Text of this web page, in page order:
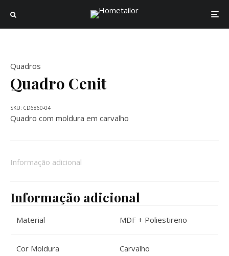
Quadros
Quadro Cenit
Quadro com moldura em carvalho
SKU: CD6860-04
Informação adicional
Informação adicional
Material MDF + Poliestireno
Cor Moldura Carvalho